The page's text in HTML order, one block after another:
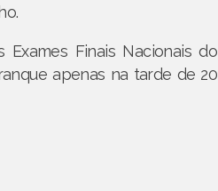
Finais Nacionais do
apenas na tarde de 20